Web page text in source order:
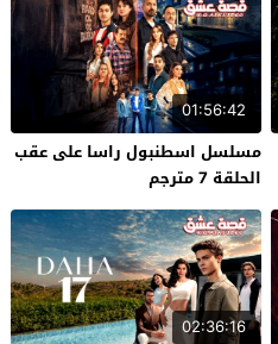
01:56:42
مسلسل اسطنبول راسا على عقب
الحلقة 7 مترجم
02:36:16